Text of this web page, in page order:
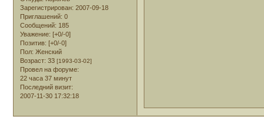
Зарегистрирован: 2007-09-18
Приглашений: 0
Сообщений: 185
Уважение: [+0/-0]
Позитив: [+0/-0]
Пол: Женский
Возраст: 33 [1993-03-02]
Провел на форуме:
22 часа 37 минут
Последний визит:
2007-11-30 17:32:18